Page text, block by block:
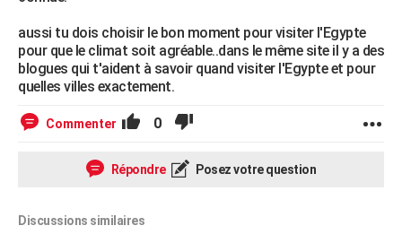
aussi tu dois choisir le bon moment pour visiter l'Egypte
pour que le climat soit agréable..dans le même site il y a des
blogues qui t'aident à savoir quand visiter l'Egypte et pour
quelles villes exactement.
Commenter 0
Répondre Posez votre question
Discussions similaires